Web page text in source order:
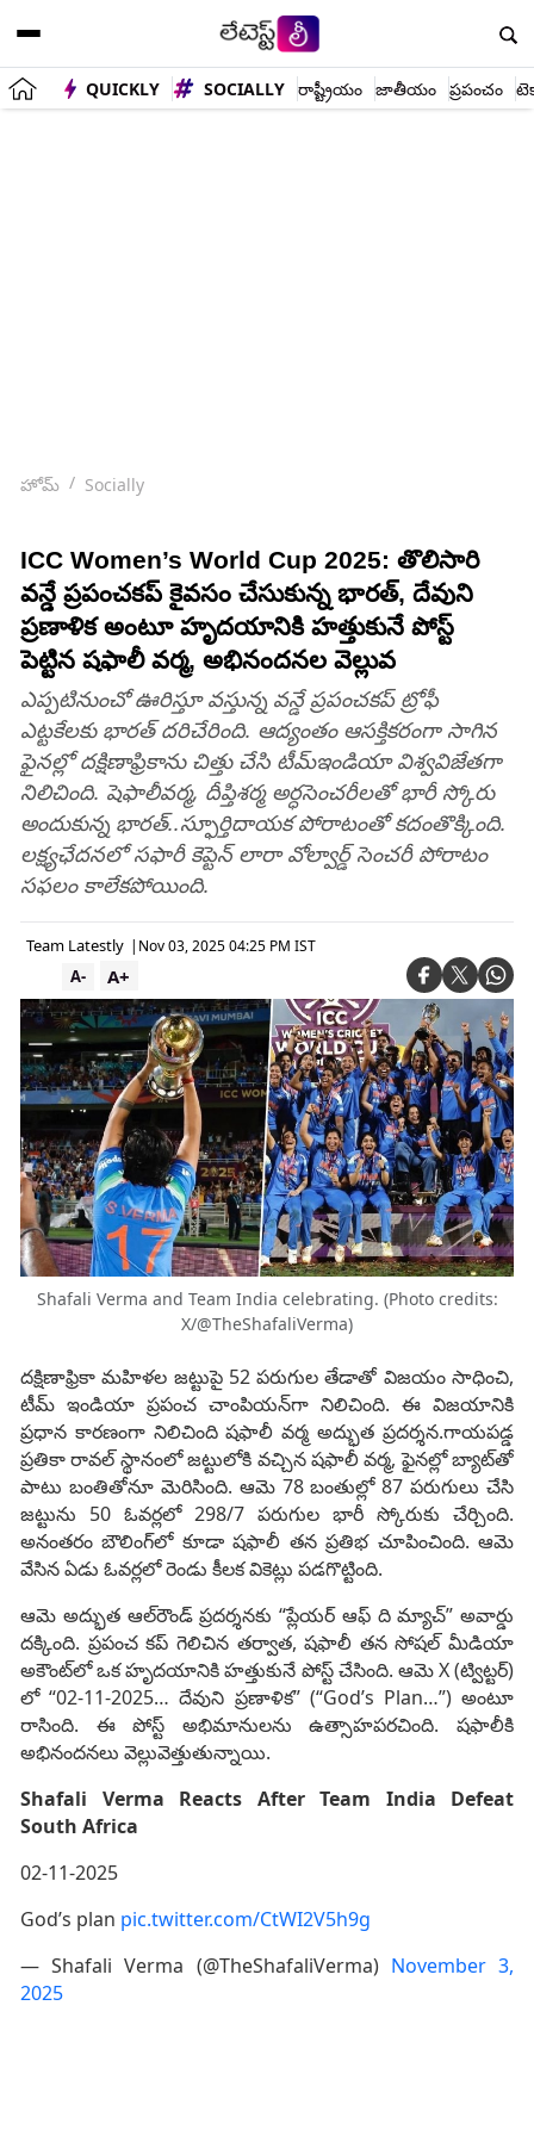
QUICKLY SOCIALLY రాష్ట్రీయం జాతీయం ప్రపంచం
హోమ్ Socially
ICC Women’s World Cup 2025: తొలిసారి
వన్డే ప్రపంచకప్‌ కైవసం చేసుకున్న భారత్, దేవుని
ప్రణాళిక అంటూ హృదయానికి హత్తుకునే పోస్ట్
పెట్టిన షఫాలీ వర్మ, అభినందనల వెల్లువ
ఎప్పటినుంచో ఊరిస్తూ వస్తున్న వన్డే ప్రపంచకప్‌ ట్రోఫీ
ఎట్టకేలకు భారత్‌ దరిచేరింది. ఆద్యంతం ఆసక్తికరంగా సాగిన
ఫైనల్లో దక్షిణాఫ్రికాను చిత్తు చేసి టీమ్‌ఇండియా విశ్వవిజేతగా
నిలిచింది. షెఫాలీవర్మ, దీప్తిశర్మ అర్ధసెంచరీలతో భారీ స్కోరు
అందుకున్న భారత్‌..స్ఫూర్తిదాయక పోరాటంతో కదంతొక్కింది.
లక్ష్యఛేదనలో సఫారీ కెప్టెన్‌ లారా వోల్వార్డ్‌ సెంచరీ పోరాటం
సఫలం కాలేకపోయింది.
Team Latestly | Nov 03, 2025 04:25 PM IST
A+
A-
Shafali Verma and Team India celebrating. (Photo credits:
X/@TheShafaliVerma)
దక్షిణాఫ్రికా మహిళల జట్టుపై 52 పరుగుల తేడాతో విజయం సాధించి,
టీమ్ ఇండియా ప్రపంచ చాంపియన్‌గా నిలిచింది. ఈ విజయానికి
ప్రధాన కారణంగా నిలిచింది షఫాలీ వర్మ అద్భుత ప్రదర్శన.గాయపడ్డ
ప్రతికా రావల్ స్థానంలో జట్టులోకి వచ్చిన షఫాలీ వర్మ, ఫైనల్లో బ్యాట్‌తో
పాటు బంతితోనూ మెరిసింది. ఆమె 78 బంతుల్లో 87 పరుగులు చేసి
జట్టును 50 ఓవర్లలో 298/7 పరుగుల భారీ స్కోరుకు చేర్చింది.
అనంతరం బౌలింగ్‌లో కూడా షఫాలీ తన ప్రతిభ చూపించింది. ఆమె
వేసిన ఏడు ఓవర్లలో రెండు కీలక వికెట్లు పడగొట్టింది.
ఆమె అద్భుత ఆల్‌రౌండ్ ప్రదర్శనకు “ప్లేయర్ ఆఫ్ ది మ్యాచ్” అవార్డు
దక్కింది. ప్రపంచ కప్ గెలిచిన తర్వాత, షఫాలీ తన సోషల్ మీడియా
అకౌంట్‌లో ఒక హృదయానికి హత్తుకునే పోస్ట్ చేసింది. ఆమె X (ట్విట్టర్)
లో “02-11-2025… దేవుని ప్రణాళిక” (“God’s Plan…”) అంటూ
రాసింది. ఈ పోస్ట్ అభిమానులను ఉత్సాహపరచింది. షఫాలీకి
అభినందనలు వెల్లువెత్తుతున్నాయి.
Shafali Verma Reacts After Team India Defeat
South Africa
02-11-2025
God’s plan pic.twitter.com/CtWI2V5h9g
— Shafali Verma (@TheShafaliVerma) November 3,
2025